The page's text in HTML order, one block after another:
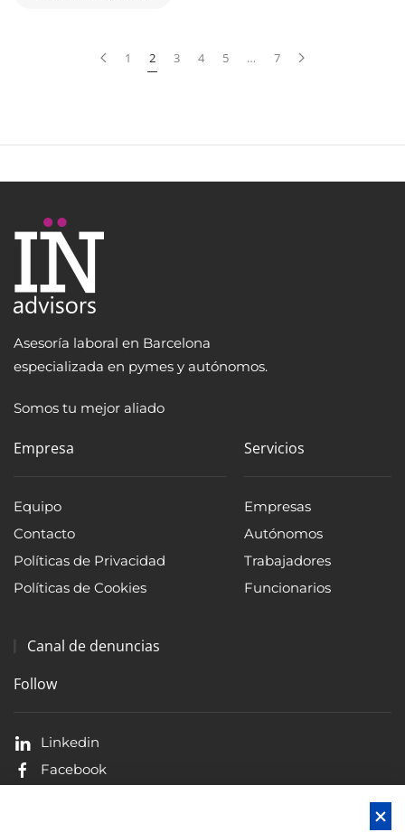
1 2 3 4 5 … 7
Asesoría laboral en Barcelona
especializada en pymes y autónomos.
Somos tu mejor aliado
Empresa
Equipo
Contacto
Políticas de Privacidad
Políticas de Cookies
Canal de denuncias
Servicios
Empresas
Autónomos
Trabajadores
Funcionarios
Follow
Linkedin
Facebook